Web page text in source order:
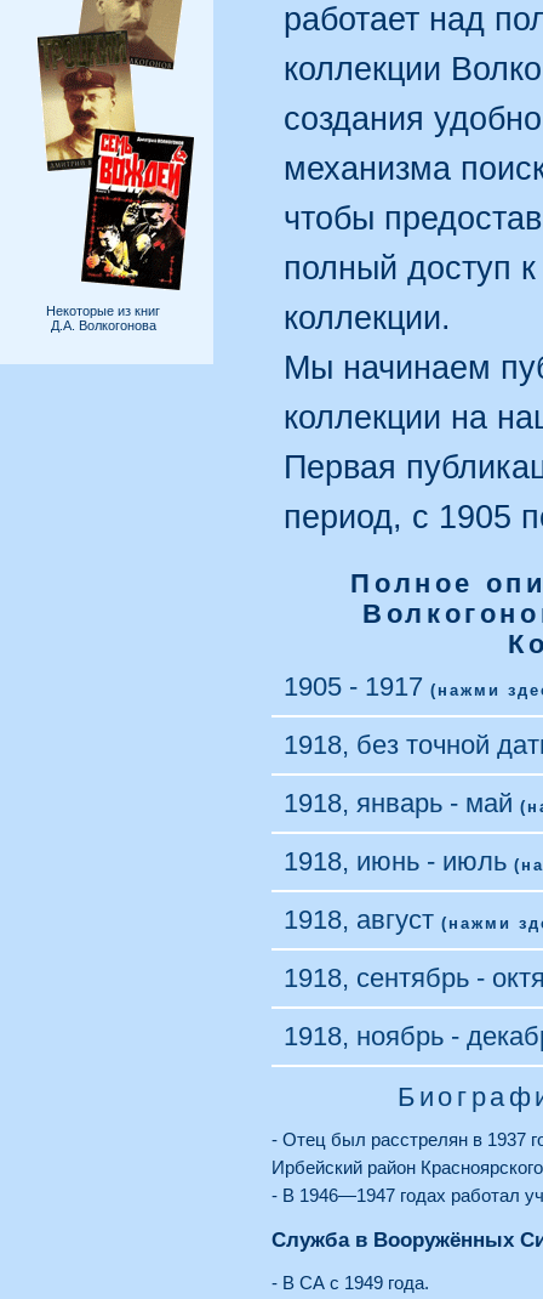
Некоторые из книг
Д.А. Волкогонова
работает над
коллекции
создания
механизма
чтобы
полный доступ
коллекции.
Мы начинаем
коллекции на
Первая
период, с 1905
Полное
1905 - 1917 (нажми
1918, без точной
1918, январь - май
1918, июнь - июль
1918, август (нажми
1918, сентябрь -
1918, ноябрь -
- Отец был расстрелян в 1937
Ирбейский район
- В 1946—1947 годах работал
Служба в Вооружённых
- В СА с 1949 года.